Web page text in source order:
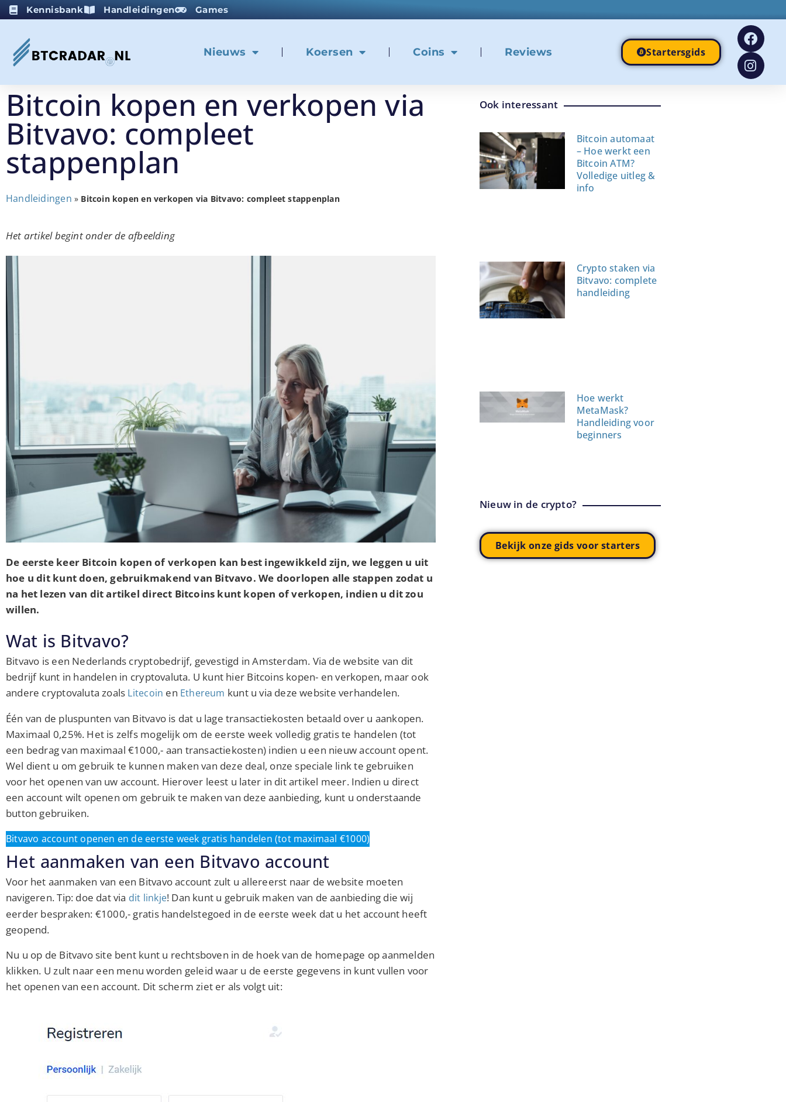
Kennisbank Handleidingen Games
Nieuws Koersen Coins Reviews Startersgids
Bitcoin kopen en verkopen via
Bitvavo: compleet
stappenplan
Handleidingen » Bitcoin kopen en verkopen via Bitvavo: compleet stappenplan
Het artikel begint onder de afbeelding
De eerste keer Bitcoin kopen of verkopen kan best ingewikkeld zijn, we leggen u uit
hoe u dit kunt doen, gebruikmakend van Bitvavo. We doorlopen alle stappen zodat u
na het lezen van dit artikel direct Bitcoins kunt kopen of verkopen, indien u dit zou
willen.
Wat is Bitvavo?
Bitvavo is een Nederlands cryptobedrijf, gevestigd in Amsterdam. Via de website van dit
bedrijf kunt in handelen in cryptovaluta. U kunt hier Bitcoins kopen- en verkopen, maar ook
andere cryptovaluta zoals Litecoin en Ethereum kunt u via deze website verhandelen.
Één van de pluspunten van Bitvavo is dat u lage transactiekosten betaald over u aankopen.
Maximaal 0,25%. Het is zelfs mogelijk om de eerste week volledig gratis te handelen (tot
een bedrag van maximaal €1000,- aan transactiekosten) indien u een nieuw account opent.
Wel dient u om gebruik te kunnen maken van deze deal, onze speciale link te gebruiken
voor het openen van uw account. Hierover leest u later in dit artikel meer. Indien u direct
een account wilt openen om gebruik te maken van deze aanbieding, kunt u onderstaande
button gebruiken.
Bitvavo account openen en de eerste week gratis handelen (tot maximaal €1000)
Het aanmaken van een Bitvavo account
Voor het aanmaken van een Bitvavo account zult u allereerst naar de website moeten
navigeren. Tip: doe dat via dit linkje! Dan kunt u gebruik maken van de aanbieding die wij
eerder bespraken: €1000,- gratis handelstegoed in de eerste week dat u het account heeft
geopend.
Nu u op de Bitvavo site bent kunt u rechtsboven in de hoek van de homepage op aanmelden
klikken. U zult naar een menu worden geleid waar u de eerste gegevens in kunt vullen voor
het openen van een account. Dit scherm ziet er als volgt uit:
Ook interessant
Bitcoin automaat
– Hoe werkt een
Bitcoin ATM?
Volledige uitleg &
info
Crypto staken via
Bitvavo: complete
handleiding
Hoe werkt
MetaMask?
Handleiding voor
beginners
Nieuw in de crypto?
Bekijk onze gids voor starters